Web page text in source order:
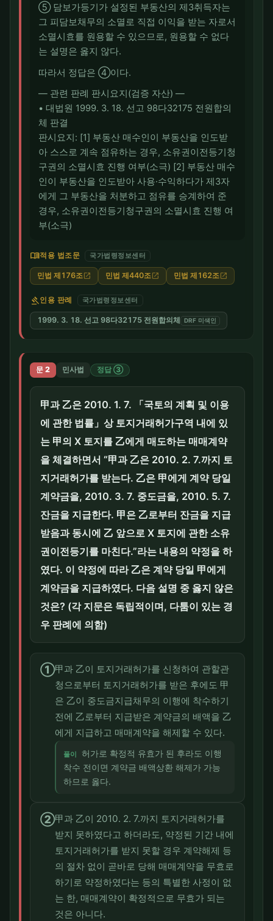
⑤ 담보가등기가 설정된 부동산의 제3취득자는
그 피담보채무의 소멸로 직접 이익을 받는 자로서
소멸시효를 원용할 수 있으므로, 원용할 수 없다
는 설명은 옳지 않다.
따라서 정답은 ④이다.
― 관련 판례 판시요지(검증 자산) ―
• 대법원 1999. 3. 18. 선고 98다32175 전원합의
체 판결
판시요지: [1] 부동산 매수인이 부동산을 인도받
아 스스로 계속 점유하는 경우, 소유권이전등기청
구권의 소멸시효 진행 여부(소극) [2] 부동산 매수
인이 부동산을 인도받아 사용·수익하다가 제3자
에게 그 부동산을 처분하고 점유를 승계하여 준
경우, 소유권이전등기청구권의 소멸시효 진행 여
부(소극)
menu_book적용 법조문 국가법령정보센터
민법 제176조 open_in_new 민법 제440조 open_in_new 민법 제162조 open_in_new
gavel인용 판례 국가법령정보센터
1999. 3. 18. 선고 98다32175 전원합의체 DRF 미색인
문 2 민사법 정답 ③
甲과 乙은 2010. 1. 7. 「국토의 계획 및 이용
에 관한 법률」상 토지거래허가구역 내에 있
는 甲의 X 토지를 乙에게 매도하는 매매계약
을 체결하면서 “甲과 乙은 2010. 2. 7.까지 토
지거래허가를 받는다. 乙은 甲에게 계약 당일
계약금을, 2010. 3. 7. 중도금을, 2010. 5. 7.
잔금을 지급한다. 甲은 乙로부터 잔금을 지급
받음과 동시에 乙 앞으로 X 토지에 관한 소유
권이전등기를 마친다.”라는 내용의 약정을 하
였다. 이 약정에 따라 乙은 계약 당일 甲에게
계약금을 지급하였다. 다음 설명 중 옳지 않은
것은? (각 지문은 독립적이며, 다툼이 있는 경
우 판례에 의함)
①甲과 乙이 토지거래허가를 신청하여 관할관
청으로부터 토지거래허가를 받은 후에도 甲
은 乙이 중도금지급채무의 이행에 착수하기
전에 乙로부터 지급받은 계약금의 배액을 乙
에게 지급하고 매매계약을 해제할 수 있다.
풀이
허가로 확정적 유효가 된 후라도 이행
착수 전이면 계약금 배액상환 해제가 가능
하므로 옳다.
②甲과 乙이 2010. 2. 7.까지 토지거래허가를
받지 못하였다고 하더라도, 약정된 기간 내에
토지거래허가를 받지 못할 경우 계약해제 등
의 절차 없이 곧바로 당해 매매계약을 무효로
하기로 약정하였다는 등의 특별한 사정이 없
는 한, 매매계약이 확정적으로 무효가 되는
것은 아니다.